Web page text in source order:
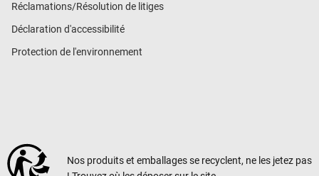
Réclamations/Résolution de litiges
Déclaration d'accessibilité
Protection de l'environnement
Nos produits et emballages se recyclent, ne les jetez pas